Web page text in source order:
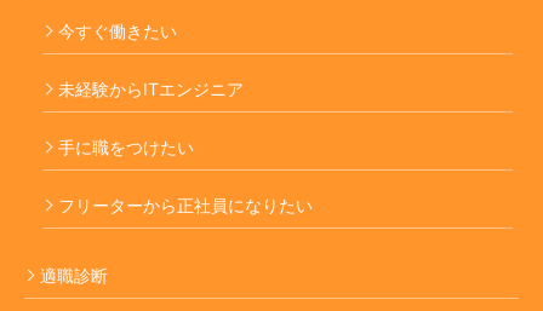
今すぐ働きたい
未経験からITエンジニア
手に職をつけたい
フリーターから正社員になりたい
適職診断